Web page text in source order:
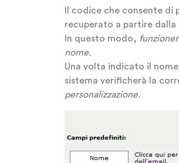
Il codice che consente
recuperato a partire dalla
In questo modo,
nome.
Una volta indicato il
sistema verificherà la
personalizzazione.